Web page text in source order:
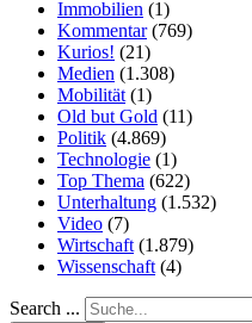
Immobilien (1)
Kommentar(769)
Kurios! (21)
Medien (1.308)
Mobilität (1)
Old but Gold (11)
Politik (4.869)
Technologie (1)
Top Thema (622)
Unterhaltung (1.532)
Video (7)
Wirtschaft (1.879)
Wissenschaft (4)
Search ...